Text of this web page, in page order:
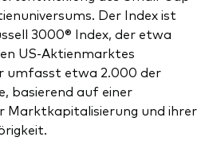
Der Index ist
3000® Index, der etwa
US-Aktienmarktes
umfasst etwa 2.000 der
basierend auf einer
Marktkapitalisierung und ihrer